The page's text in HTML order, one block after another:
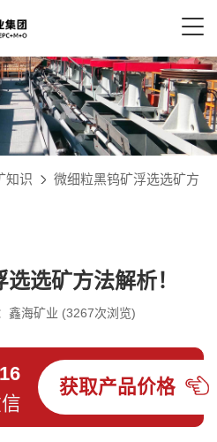
知识
微细粒黑钨矿浮选选矿方
选矿方法解析！
鑫海矿业 (3267次浏览)
获取产品价格